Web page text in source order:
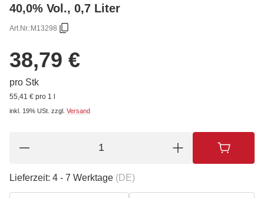
40,0% Vol., 0,7 Liter
Art.Nr.:M13298
38,79 €
pro Stk
55,41 € pro 1 l
inkl. 19% USt. zzgl. Versand
Lieferzeit: 4 - 7 Werktage (DE)